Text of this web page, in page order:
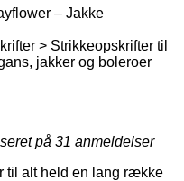
– Jakke
> Strikkeopskrifter til
jakker og boleroer
på 31 anmeldelser
til alt held en lang række